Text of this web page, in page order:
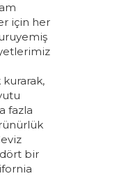
için her
fazla
bir